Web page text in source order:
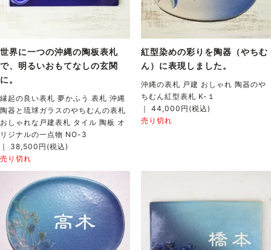
世界に一つの沖縄の陶板表札
で、明るいおもてなしの玄関
に。
縁起の良い表札 夢かふう 表札 沖縄
陶器と琉球ガラスのやちむんの表札
おしゃれな戸建表札 タイル 陶板 オ
リジナルの一点物 NO-3
｜ 38,500円(税込)
売り切れ
紅型染めの彩りを陶器（やちむ
ん）に表現しました。
沖縄の表札 戸建 おしゃれ 陶器のや
ちむん紅型表札 K-１
｜ 44,000円(税込)
売り切れ